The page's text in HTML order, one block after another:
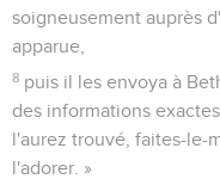
soigneusement auprès
apparue,
8 puis il les envoya à
des informations
l'aurez trouvé, faites-le-
l'adorer. »